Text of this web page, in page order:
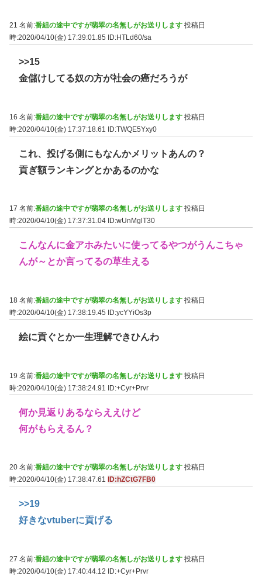
21 名前:番組の途中ですが翡翠の名無しがお送りします 投稿日
時:2020/04/10(金) 17:39:01.85
ID:HTLd60/sa
>>15
金儲けしてる奴の方が社会の癌だろうが
16 名前:番組の途中ですが翡翠の名無しがお送りします 投稿日
時:2020/04/10(金) 17:37:18.61 ID:TWQE5Yxy0
これ、投げる側にもなんかメリットあんの？
貢ぎ額ランキングとかあるのかな
17 名前:番組の途中ですが翡翠の名無しがお送りします 投稿日
時:2020/04/10(金) 17:37:31.04 ID:wUnMglT30
こんなんに金アホみたいに使ってるやつがうんこちゃ
んが～とか言ってるの草生える
18 名前:番組の途中ですが翡翠の名無しがお送りします 投稿日
時:2020/04/10(金) 17:38:19.45
ID:ycYYiOs3p
絵に貢ぐとか一生理解できひんわ
19 名前:番組の途中ですが翡翠の名無しがお送りします 投稿日
時:2020/04/10(金) 17:38:24.91 ID:+Cyr+Prvr
何か見返りあるならええけど
何がもらえるん？
20 名前:番組の途中ですが翡翠の名無しがお送りします 投稿日
時:2020/04/10(金) 17:38:47.61
ID:hZCtG7FB0
>>19
好きなvtuberに貢げる
27 名前:番組の途中ですが翡翠の名無しがお送りします 投稿日
時:2020/04/10(金) 17:40:44.12 ID:+Cyr+Prvr